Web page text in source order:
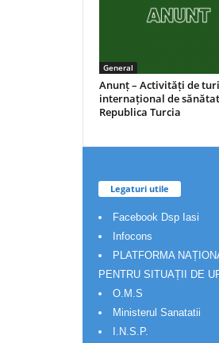
General
Anunț – Activități de
internațional de
Republica Turcia
Legaturi utile
Facebook Dsp Iasi
Infocons
PLATFORMA
PENTRU SITUAȚII DE
O.M.S
Ministerul Sanatatii
I.N.S.P.